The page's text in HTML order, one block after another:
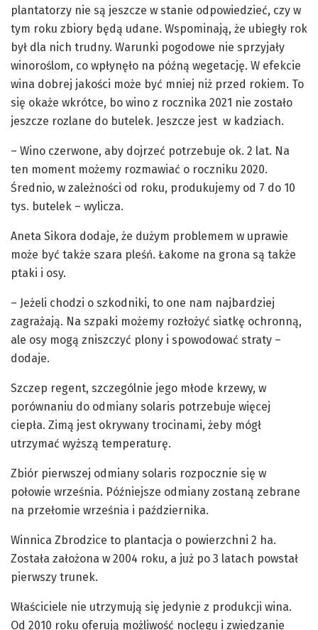
plantatorzy nie są jeszcze w stanie odpowiedzieć, czy w
tym roku zbiory będą udane. Wspominają, że ubiegły rok
był dla nich trudny. Warunki pogodowe nie sprzyjały
winoroślom, co wpłynęło na późną wegetację. W efekcie
wina dobrej jakości może być mniej niż przed rokiem. To
się okaże wkrótce, bo wino z rocznika 2021 nie zostało
jeszcze rozlane do butelek. Jeszcze jest w kadziach.
– Wino czerwone, aby dojrzeć potrzebuje ok. 2 lat. Na
ten moment możemy rozmawiać o roczniku 2020.
Średnio, w zależności od roku, produkujemy od 7 do 10
tys. butelek – wylicza.
Aneta Sikora dodaje, że dużym problemem w uprawie
może być także szara pleśń. Łakome na grona są także
ptaki i osy.
– Jeżeli chodzi o szkodniki, to one nam najbardziej
zagrażają. Na szpaki możemy rozłożyć siatkę ochronną,
ale osy mogą zniszczyć plony i spowodować straty –
dodaje.
Szczep regent, szczególnie jego młode krzewy, w
porównaniu do odmiany solaris potrzebuje więcej
ciepła. Zimą jest okrywany trocinami, żeby mógł
utrzymać wyższą temperaturę.
Zbiór pierwszej odmiany solaris rozpocznie się w
połowie września. Późniejsze odmiany zostaną zebrane
na przełomie września i października.
Winnica Zbrodzice to plantacja o powierzchni 2 ha.
Została założona w 2004 roku, a już po 3 latach powstał
pierwszy trunek.
Właściciele nie utrzymują się jedynie z produkcji wina.
Od 2010 roku oferują możliwość noclegu i zwiedzanie